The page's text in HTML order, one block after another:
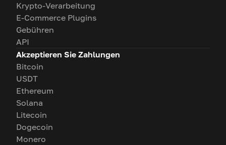
Krypto-Verarbeitung
E-Commerce Plugins
Gebühren
API
Akzeptieren Sie Zahlungen
Bitcoin
USDT
Ethereum
Solana
Litecoin
Dogecoin
Monero